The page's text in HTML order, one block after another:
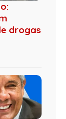
drogas